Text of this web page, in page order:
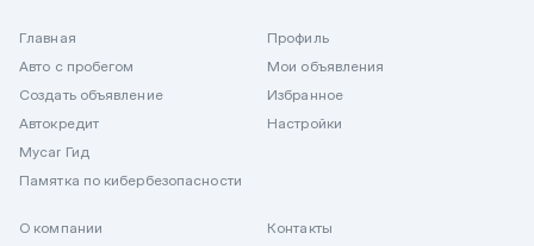
Главная
Авто с пробегом
Создать объявление
Автокредит
Mycar Гид
Памятка по кибербезопасности
Профиль
Мои объявления
Избранное
Настройки
О компании
Контакты